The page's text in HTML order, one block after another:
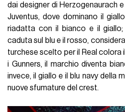
dai designer di Herzogenaurach
Juventus, dove dominano il
riadatta con il bianco e il
caduta sul blu e il rosso,
turchese scelto per il Real colora
i Gunners, il marchio diventa
invece, il giallo e il blu navy della
nuove sfumature del crest.